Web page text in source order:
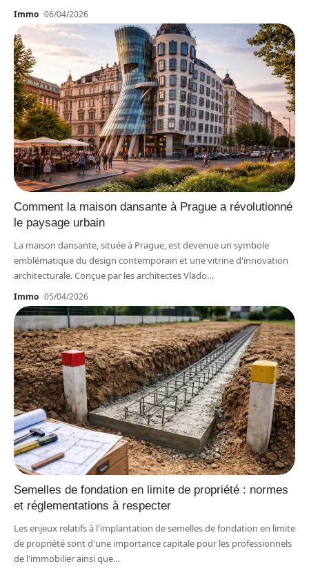
Immo 06/04/2026
Comment la maison dansante à Prague a révolutionné
le paysage urbain
La maison dansante, située à Prague, est devenue un symbole
emblématique du design contemporain et une vitrine d'innovation
architecturale. Conçue par les architectes Vlado…
Immo 05/04/2026
Semelles de fondation en limite de propriété : normes
et réglementations à respecter
Les enjeux relatifs à l'implantation de semelles de fondation en limite
de propriété sont d'une importance capitale pour les professionnels
de l'immobilier ainsi que…